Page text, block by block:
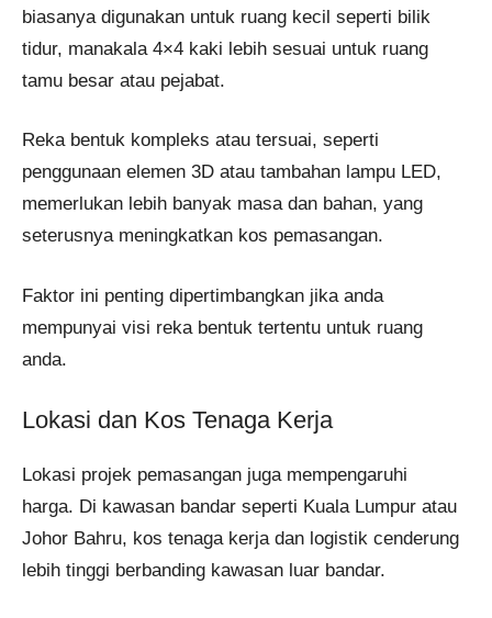
biasanya digunakan untuk ruang kecil seperti bilik
tidur, manakala 4×4 kaki lebih sesuai untuk ruang
tamu besar atau pejabat.
Reka bentuk kompleks atau tersuai, seperti
penggunaan elemen 3D atau tambahan lampu LED,
memerlukan lebih banyak masa dan bahan, yang
seterusnya meningkatkan kos pemasangan.
Faktor ini penting dipertimbangkan jika anda
mempunyai visi reka bentuk tertentu untuk ruang
anda.
Lokasi dan Kos Tenaga Kerja
Lokasi projek pemasangan juga mempengaruhi
harga. Di kawasan bandar seperti Kuala Lumpur atau
Johor Bahru, kos tenaga kerja dan logistik cenderung
lebih tinggi berbanding kawasan luar bandar.